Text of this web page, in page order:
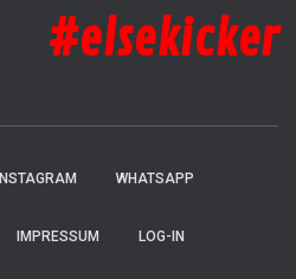
#elsekicker
INSTAGRAM WHATSAPP
IMPRESSUM LOG-IN